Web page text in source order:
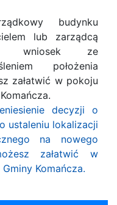
budynku
lub zarządcą
wniosek ze
położenia
załatwić w pokoju
decyzji o
ustaleniu lokalizacji
na nowego
załatwić w
Komańcza.